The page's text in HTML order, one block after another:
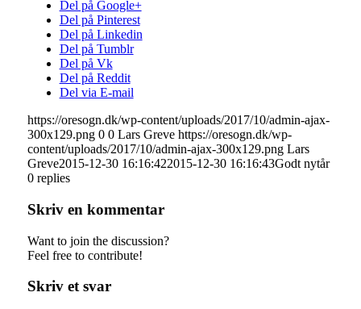
Del på Google+
Del på Pinterest
Del på Linkedin
Del på Tumblr
Del på Vk
Del på Reddit
Del via E-mail
https://oresogn.dk/wp-content/uploads/2017/10/admin-ajax-
300x129.png 0 0 Lars Greve https://oresogn.dk/wp-
content/uploads/2017/10/admin-ajax-300x129.png Lars
Greve2015-12-30 16:16:422015-12-30 16:16:43Godt nytår
0 replies
Skriv en kommentar
Want to join the discussion?
Feel free to contribute!
Skriv et svar